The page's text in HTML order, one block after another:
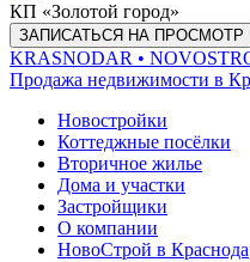
КП «Золотой город»
ЗАПИСАТЬСЯ НА ПРОСМОТР
KRASNODAR •
Продажа недвижимости в
Новостройки
Коттеджные посёлки
Вторичное жилье
Дома и участки
Застройщики
О компании
НовоСтрой в